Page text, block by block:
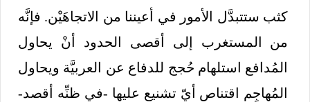
كثب ستتبدَّل الأمور في أعيننا من الاتجاهَيْن. فإنَّه
من المستغرب إلى أقصى الحدود أنْ يحاول
المُدافع استلهام حُجج للدفاع عن العربيَّة ويحاول
المُهاجِم اقتناص أيّ تشنيع عليها -في ظنِّه أقصد-